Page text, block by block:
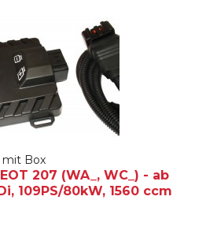
mit Box
207 (WA_, WC_) - ab
109PS/80kW, 1560 ccm